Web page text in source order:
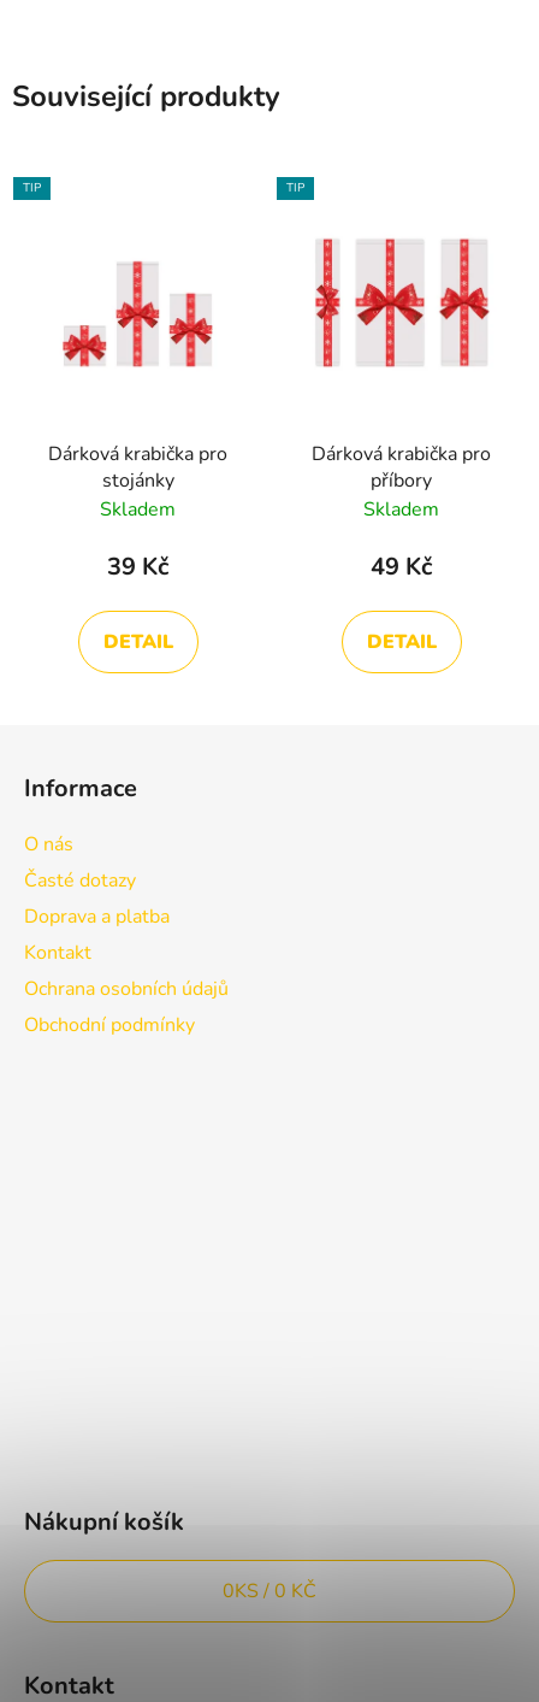
Související produkty
TIP
Dárková krabička pro
stojánky
Skladem
39 Kč
DETAIL
TIP
Dárková krabička pro
příbory
Skladem
49 Kč
DETAIL
Informace
O nás
Časté dotazy
Doprava a platba
Kontakt
Ochrana osobních údajů
Obchodní podmínky
Nákupní košík
0KS /0 KČ
Kontakt